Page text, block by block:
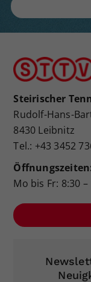
Steirischer
Rudolf-Hans-
8430 Leibnitz
Tel.: +43 3452
Mo bis Fr: 8:30